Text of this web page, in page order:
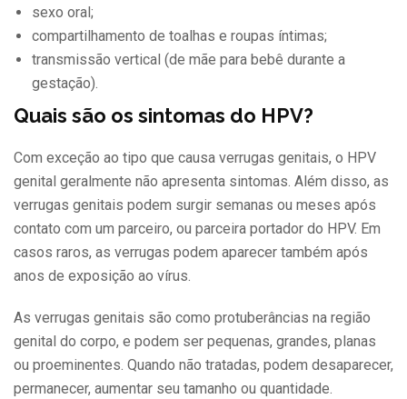
sexo oral;
compartilhamento de toalhas e roupas íntimas;
transmissão vertical (de mãe para bebê durante a
gestação).
Quais são os sintomas do HPV?
Com exceção ao tipo que causa verrugas genitais, o HPV
genital geralmente não apresenta sintomas. Além disso, as
verrugas genitais podem surgir semanas ou meses após
contato com um parceiro, ou parceira portador do HPV. Em
casos raros, as verrugas podem aparecer também após
anos de exposição ao vírus.
As verrugas genitais são como protuberâncias na região
genital do corpo, e podem ser pequenas, grandes, planas
ou proeminentes. Quando não tratadas, podem desaparecer,
permanecer, aumentar seu tamanho ou quantidade.